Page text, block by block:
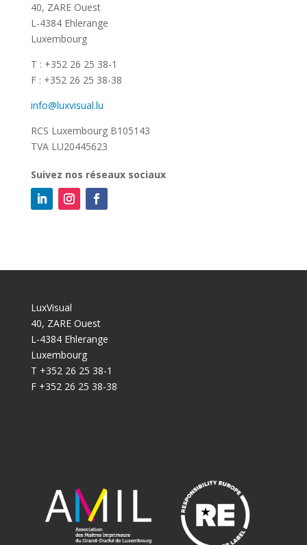
40, ZARE Ouest
L-4384 Ehlerange
Luxembourg
T : +352 26 25 38-1
F : +352 26 25 38-38
info@luxvisual.lu
RCS Luxembourg B105143
TVA LU20445623
Suivez nos réseaux sociaux
LuxVisual
40, ZARE Ouest
L-4384 Ehlerange
Luxembourg
T +352 26 25 38-1
F +352 26 25 38-38